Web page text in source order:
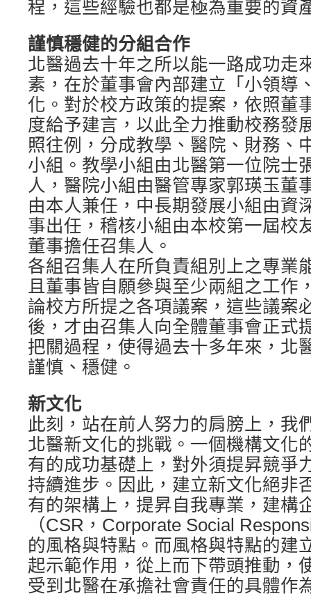
程，這些經驗也都是極為重要的資
謹慎穩健的分組合作
北醫過去十年之所以能一路成功走
素，在於董事會內部建立「小領導
化。對於校方政策的提案，依照董
度給予建言，以此全力推動校務發
照往例，分成教學、醫院、財務、
小組。教學小組由北醫第一位院士
人，醫院小組由醫管專家郭瑛玉董
由本人兼任，中長期發展小組由資
事出任，稽核小組由本校第一屆校
董事擔任召集人。
各組召集人在所負責組別上之專業
且董事皆自願參與至少兩組之工作
論校方所提之各項議案，這些議案
後，才由召集人向全體董事會正式
把關過程，使得過去十多年來，北
謹慎、穩健。
新文化
此刻，站在前人努力的肩膀上，我
北醫新文化的挑戰。一個機構文化
有的成功基礎上，對外須提昇競爭
持續進步。因此，建立新文化絕非
有的架構上，提昇自我專業，建構
（CSR，Corporate Social
的風格與特點。而風格與特點的建
起示範作用，從上而下帶頭推動，
受到北醫在承擔社會責任的具體作